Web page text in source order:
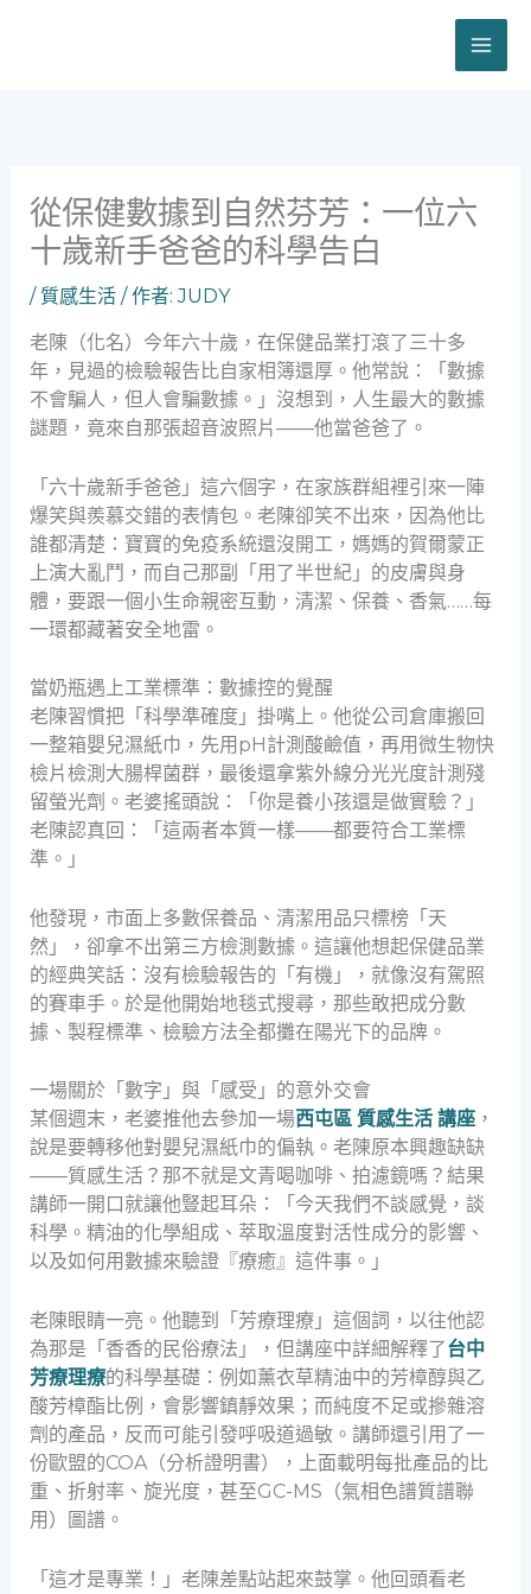
從保健數據到自然芬芳：一位六
十歲新手爸爸的科學告白
/ 質感生活/ 作者:JUDY
老陳（化名）今年六十歲，在保健品業打滾了三十多
年，見過的檢驗報告比自家相簿還厚。他常說：「數據
不會騙人，但人會騙數據。」沒想到，人生最大的數據
謎題，竟來自那張超音波照片——他當爸爸了。
「六十歲新手爸爸」這六個字，在家族群組裡引來一陣
爆笑與羨慕交錯的表情包。老陳卻笑不出來，因為他比
誰都清楚：寶寶的免疫系統還沒開工，媽媽的賀爾蒙正
上演大亂鬥，而自己那副「用了半世紀」的皮膚與身
體，要跟一個小生命親密互動，清潔、保養、香氣……每
一環都藏著安全地雷。
當奶瓶遇上工業標準：數據控的覺醒
老陳習慣把「科學準確度」掛嘴上。他從公司倉庫搬回
一整箱嬰兒濕紙巾，先用pH計測酸鹼值，再用微生物快
檢片檢測大腸桿菌群，最後還拿紫外線分光光度計測殘
留螢光劑。老婆搖頭說：「你是養小孩還是做實驗？」
老陳認真回：「這兩者本質一樣——都要符合工業標
準。」
他發現，市面上多數保養品、清潔用品只標榜「天
然」，卻拿不出第三方檢測數據。這讓他想起保健品業
的經典笑話：沒有檢驗報告的「有機」，就像沒有駕照
的賽車手。於是他開始地毯式搜尋，那些敢把成分數
據、製程標準、檢驗方法全都攤在陽光下的品牌。
一場關於「數字」與「感受」的意外交會
某個週末，老婆推他去參加一場西屯區 質感生活 講座，
說是要轉移他對嬰兒濕紙巾的偏執。老陳原本興趣缺缺
——質感生活？那不就是文青喝咖啡、拍濾鏡嗎？結果
講師一開口就讓他豎起耳朵：「今天我們不談感覺，談
科學。精油的化學組成、萃取溫度對活性成分的影響、
以及如何用數據來驗證『療癒』這件事。」
老陳眼睛一亮。他聽到「芳療理療」這個詞，以往他認
為那是「香香的民俗療法」，但講座中詳細解釋了台中
芳療理療的科學基礎：例如薰衣草精油中的芳樟醇與乙
酸芳樟酯比例，會影響鎮靜效果；而純度不足或摻雜溶
劑的產品，反而可能引發呼吸道過敏。講師還引用了一
份歐盟的COA（分析證明書），上面載明每批產品的比
重、折射率、旋光度，甚至GC-MS（氣相色譜質譜聯
用）圖譜。
「這才是專業！」老陳差點站起來鼓掌。他回頭看老